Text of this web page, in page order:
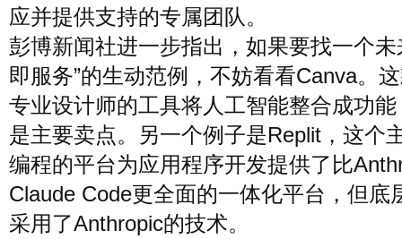
应并提供支持的专属团队。
彭博新闻社进一步指出，如果要找一个未
即服务”的生动范例，不妨看看Canva。
专业设计师的工具将人工智能整合成功
是主要卖点。另一个例子是Replit，这个
编程的平台为应用程序开发提供了比
Claude Code更全面的一体化平台，但底
采用了Anthropic的技术。